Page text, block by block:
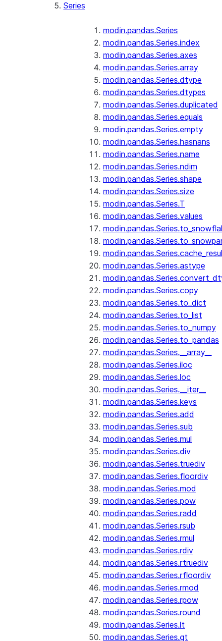
Series
modin.pandas.Series
modin.pandas.Series.index
modin.pandas.Series.axes
modin.pandas.Series.array
modin.pandas.Series.dtype
modin.pandas.Series.dtypes
modin.pandas.Series.duplicated
modin.pandas.Series.equals
modin.pandas.Series.empty
modin.pandas.Series.hasnans
modin.pandas.Series.name
modin.pandas.Series.ndim
modin.pandas.Series.shape
modin.pandas.Series.size
modin.pandas.Series.T
modin.pandas.Series.values
modin.pandas.Series.astype
modin.pandas.Series.copy
modin.pandas.Series.to_dict
modin.pandas.Series.to_list
modin.pandas.Series.to_numpy
modin.pandas.Series.to_pandas
modin.pandas.Series.__array__
modin.pandas.Series.iloc
modin.pandas.Series.loc
modin.pandas.Series.__iter__
modin.pandas.Series.keys
modin.pandas.Series.add
modin.pandas.Series.sub
modin.pandas.Series.mul
modin.pandas.Series.div
modin.pandas.Series.truediv
modin.pandas.Series.floordiv
modin.pandas.Series.mod
modin.pandas.Series.pow
modin.pandas.Series.radd
modin.pandas.Series.rsub
modin.pandas.Series.rmul
modin.pandas.Series.rdiv
modin.pandas.Series.rtruediv
modin.pandas.Series.rfloordiv
modin.pandas.Series.rmod
modin.pandas.Series.rpow
modin.pandas.Series.round
modin.pandas.Series.lt
modin.pandas.Series.gt